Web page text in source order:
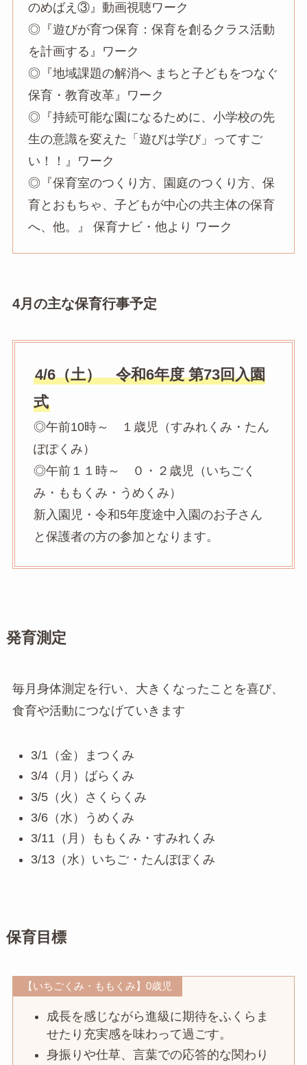
のめばえ③』動画視聴ワーク
◎『遊びが育つ保育：保育を創るクラス活動
を計画する』ワーク
◎『地域課題の解消へ まちと子どもをつなぐ
保育・教育改革』ワーク
◎『持続可能な園になるために、小学校の先
生の意識を変えた「遊びは学び」ってすご
い！！』ワーク
◎『保育室のつくり方、園庭のつくり方、保
育とおもちゃ、子どもが中心の共主体の保育
へ、他。』 保育ナビ・他より ワーク
4月の主な保育行事予定
4/6（土） 令和6年度 第73回入園
式
◎午前10時～ １歳児（すみれくみ・たん
ぽぽくみ）
◎午前１１時～ ０・２歳児（いちごく
み・ももくみ・うめくみ）
新入園児・令和5年度途中入園のお子さん
と保護者の方の参加となります。
発育測定
毎月身体測定を行い、大きくなったことを喜び、
食育や活動につなげていきます
3/1（金）まつくみ
3/4（月）ばらくみ
3/5（火）さくらくみ
3/6（水）うめくみ
3/11（月）ももくみ・すみれくみ
3/13（水）いちご・たんぽぽくみ
保育目標
【いちごくみ・ももくみ】0歳児
成長を感じながら進級に期待をふくらま
せたり充実感を味わって過ごす。
身振りや仕草、言葉での応答的な関わり